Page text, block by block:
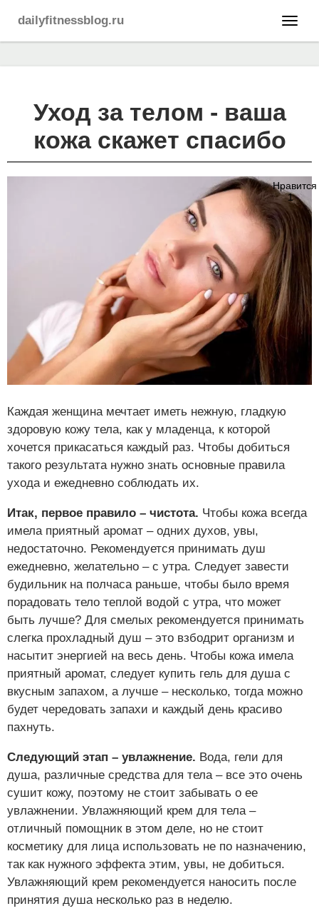
dailyfitnessblog.ru
Уход за телом - ваша
кожа скажет спасибо
Нравится
1
Каждая женщина мечтает иметь нежную, гладкую
здоровую кожу тела, как у младенца, к которой
хочется прикасаться каждый раз. Чтобы добиться
такого результата нужно знать основные правила
ухода и ежедневно соблюдать их.
Итак, первое правило – чистота. Чтобы кожа всегда
имела приятный аромат – одних духов, увы,
недостаточно. Рекомендуется принимать душ
ежедневно, желательно – с утра. Следует завести
будильник на полчаса раньше, чтобы было время
порадовать тело теплой водой с утра, что может
быть лучше? Для смелых рекомендуется принимать
слегка прохладный душ – это взбодрит организм и
насытит энергией на весь день. Чтобы кожа имела
приятный аромат, следует купить гель для душа с
вкусным запахом, а лучше – несколько, тогда можно
будет чередовать запахи и каждый день красиво
пахнуть.
Следующий этап – увлажнение. Вода, гели для
душа, различные средства для тела – все это очень
сушит кожу, поэтому не стоит забывать о ее
увлажнении. Увлажняющий крем для тела –
отличный помощник в этом деле, но не стоит
косметику для лица использовать не по назначению,
так как нужного эффекта этим, увы, не добиться.
Увлажняющий крем рекомендуется наносить после
принятия душа несколько раз в неделю.